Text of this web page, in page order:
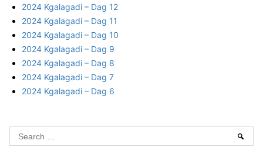
d
k
a
a
p
–
D
h
o
2024 Kgalagadi – Dag 12
2024 Kgalagadi – Dag 11
2024 Kgalagadi – Dag 10
2024 Kgalagadi – Dag 9
2024 Kgalagadi – Dag 8
2024 Kgalagadi – Dag 7
2024 Kgalagadi – Dag 6
e